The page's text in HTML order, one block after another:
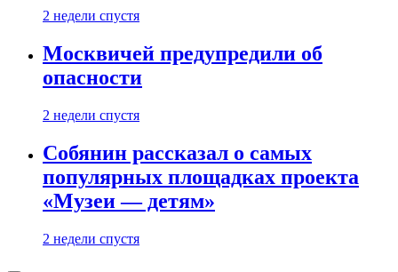
2 недели спустя
Москвичей предупредили об
опасности
2 недели спустя
Собянин рассказал о самых
популярных площадках проекта
«Музеи — детям»
2 недели спустя